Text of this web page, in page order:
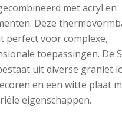
met acryl en
Deze
perfect voor complexe,
toepassingen. De
uit diverse graniet
en een witte plaat
eigenschappen.